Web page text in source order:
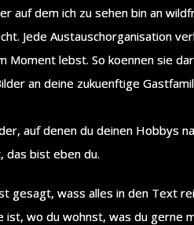
auf dem ich zu sehen bin an
Jede Austauschorganisation
Moment lebst. So koennen sie
an deine zukuenftige
auf denen du deinen Hobbys
das bist eben du.
gesagt, wass alles in den Text
ist, wo du wohnst, was du gerne